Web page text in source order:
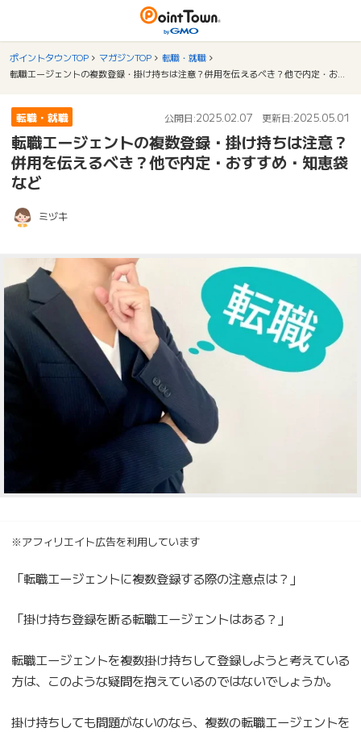
ポイントタウンTOP マガジンTOP
転職・就職
転職・就職 公開日:2025.02.07 更新日:2025.05.01
転職エージェントの複数登録・掛け持ちは注意？
併用を伝えるべき？他で内定・おすすめ・知恵袋
など
ミヅキ
※アフィリエイト広告を利用しています
「転職エージェントに複数登録する際の注意点は？」
「掛け持ち登録を断る転職エージェントはある？」
転職エージェントを複数掛け持ちして登録しようと考えている
方は、このような疑問を抱えているのではないでしょうか。
掛け持ちしても問題がないのなら、複数の転職エージェントを